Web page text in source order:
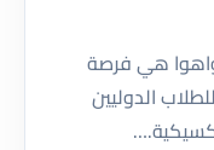
هي فرصة
الدوليين